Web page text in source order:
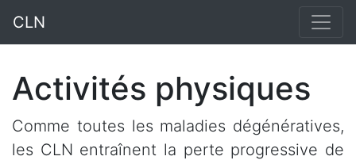
CLN
Activités physiques
Comme toutes les maladies dégénératives,
les CLN entraînent la perte progressive de